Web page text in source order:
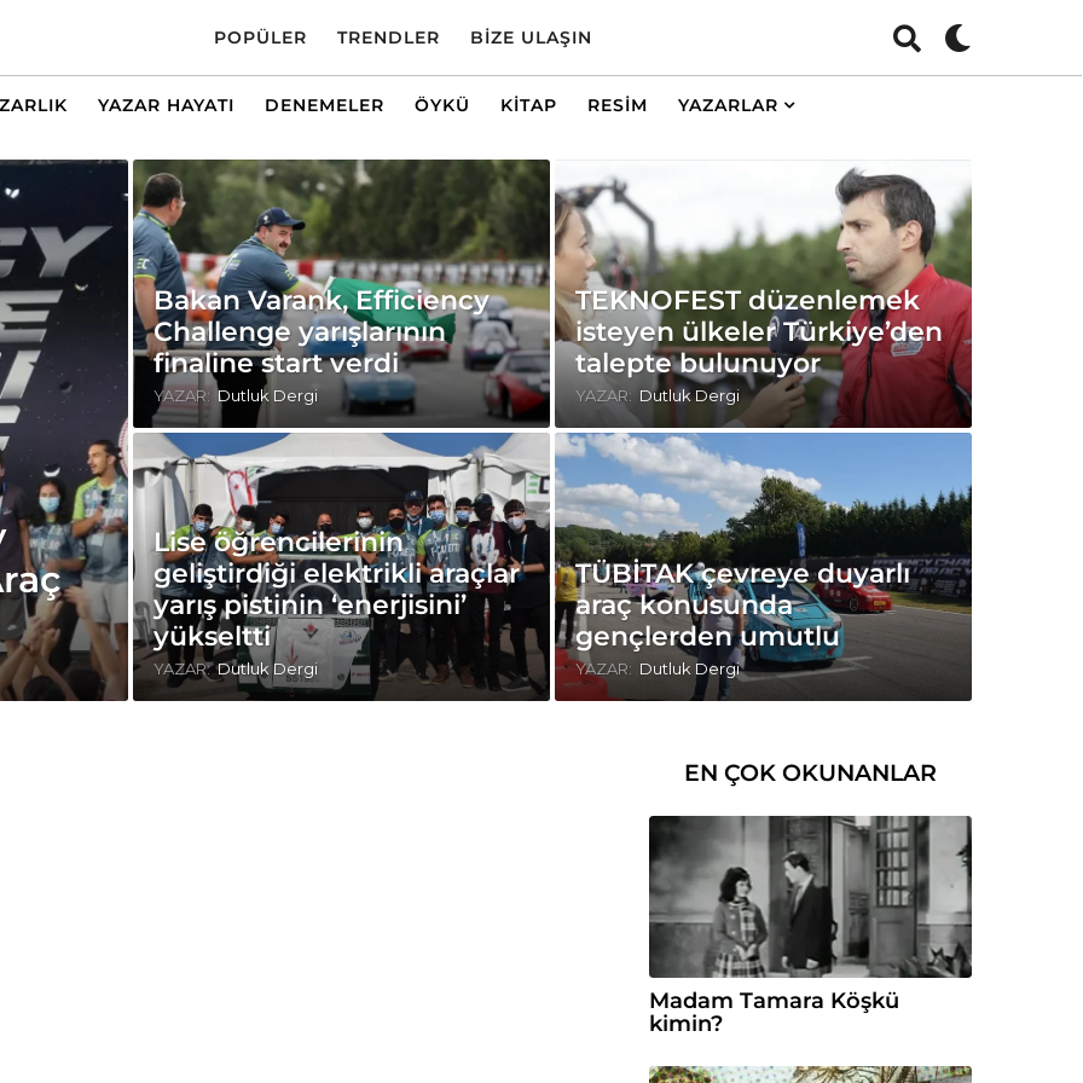
POPÜLER TRENDLER BIZE ULAŞIN
YAZAR HAYATI DENEMELER ÖYKÜ KITAP RESIM YAZARLAR
Bakan Varank, Efficiency
Challenge yarışlarının
finaline start verdi
YAZAR: Dutluk Dergi
TEKNOFEST düzenlemek
isteyen ülkeler Türkiye’den
talepte bulunuyor
YAZAR: Dutluk Dergi
Lise öğrencilerinin
geliştirdiği elektrikli araçlar
yarış pistinin ‘enerjisini’
yükseltti
YAZAR: Dutluk Dergi
TÜBİTAK çevreye duyarlı
araç konusunda
gençlerden umutlu
YAZAR: Dutluk Dergi
EN ÇOK OKUNANLAR
Madam Tamara Köşkü
kimin?